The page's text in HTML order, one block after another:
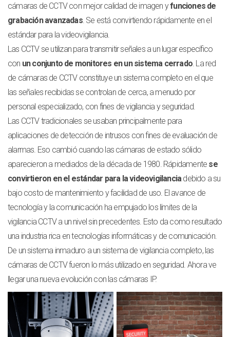
cámaras de CCTV con mejor calidad de imagen yfunciones de
grabación avanzadas. Se está convirtiendo rápidamente en el
estándar para la videovigilancia.
Las CCTV se utilizan para transmitir señales a un lugar específico
con un conjunto de monitores en un sistema cerrado . La red
de cámaras de CCTV constituye un sistema completo en el que
las señales recibidas se controlan de cerca, a menudo por
personal especializado, con fines de vigilancia y seguridad.
Las CCTV tradicionales se usaban principalmente para
aplicaciones de detección de intrusos con fines de evaluación de
alarmas. Eso cambió cuando las cámaras de estado sólido
aparecieron a mediados de la década de 1980. Rápidamente se
convirtieron en el estándar para la videovigilancia debido a su
bajo costo de mantenimiento y facilidad de uso. El avance de
tecnología y la comunicación ha empujado los límites de la
vigilancia CCTV a un nivel sin precedentes. Esto da como resultado
una industria rica en tecnologías informáticas y de comunicación.
De un sistema inmaduro a un sistema de vigilancia completo, las
cámaras de CCTV fueron lo más utilizado en seguridad. Ahora ve
llegar una nueva evolución con las cámaras IP.